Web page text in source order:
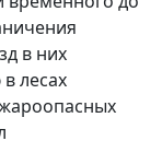
в них
лесах